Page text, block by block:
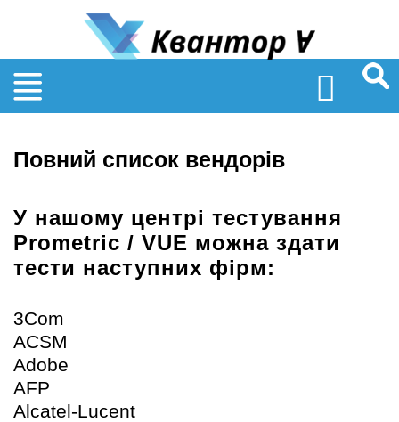
for:
Повний список вендорів
У нашому центрі тестування
Prometric / VUE можна здати
тести наступних фірм:
3Com
ACSM
Adobe
AFP
Alcatel-Lucent